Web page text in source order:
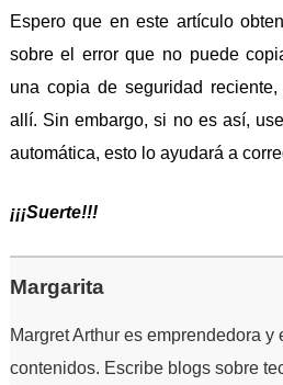
Espero que en este artículo
sobre el error que no puede
una copia de seguridad
allí. Sin embargo, si no es así,
automática, esto lo ayudará a
¡¡¡Suerte!!!
Margarita
Margret Arthur es emprendedora y
contenidos. Escribe blogs sobre